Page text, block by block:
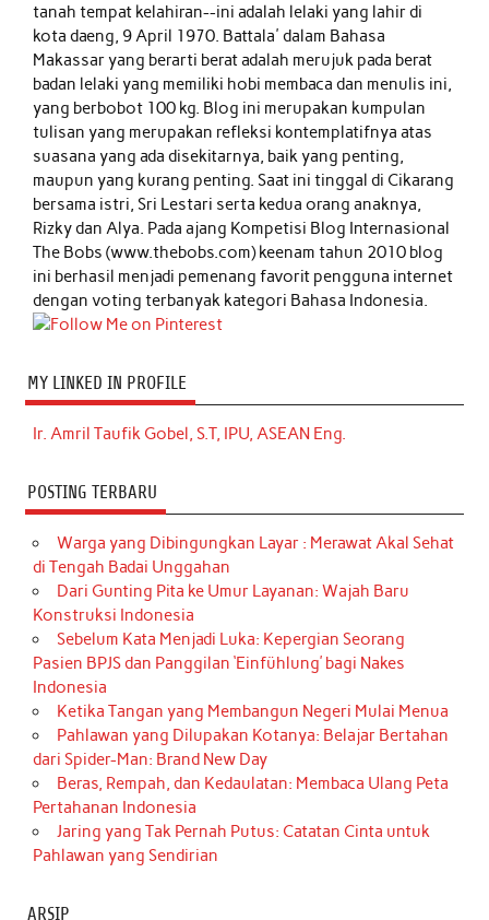
tanah tempat kelahiran--ini adalah lelaki yang lahir di
kota daeng, 9 April 1970. Battala' dalam Bahasa
Makassar yang berarti berat adalah merujuk pada berat
badan lelaki yang memiliki hobi membaca dan menulis ini,
yang berbobot 100 kg. Blog ini merupakan kumpulan
tulisan yang merupakan refleksi kontemplatifnya atas
suasana yang ada disekitarnya, baik yang penting,
maupun yang kurang penting. Saat ini tinggal di Cikarang
bersama istri, Sri Lestari serta kedua orang anaknya,
Rizky dan Alya. Pada ajang Kompetisi Blog Internasional
The Bobs (www.thebobs.com) keenam tahun 2010 blog
ini berhasil menjadi pemenang favorit pengguna internet
dengan voting terbanyak kategori Bahasa Indonesia.
MY LINKED IN PROFILE
Ir. Amril Taufik Gobel, S.T, IPU, ASEAN Eng.
POSTING TERBARU
Warga yang Dibingungkan Layar : Merawat Akal Sehat
di Tengah Badai Unggahan
Dari Gunting Pita ke Umur Layanan: Wajah Baru
Konstruksi Indonesia
Sebelum Kata Menjadi Luka: Kepergian Seorang
Pasien BPJS dan Panggilan ‘Einfühlung’ bagi Nakes
Indonesia
Ketika Tangan yang Membangun Negeri Mulai Menua
Pahlawan yang Dilupakan Kotanya: Belajar Bertahan
dari Spider-Man: Brand New Day
Beras, Rempah, dan Kedaulatan: Membaca Ulang Peta
Pertahanan Indonesia
Jaring yang Tak Pernah Putus: Catatan Cinta untuk
Pahlawan yang Sendirian
ARSIP